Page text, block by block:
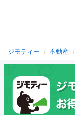
ジモティー 不動産